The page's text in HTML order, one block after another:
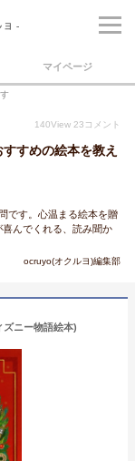
マイページ
140View 23 コメント
すめの絵本を教え
です。心温まる絵本を贈
んでくれる、読み聞か
ocruyo(オクルヨ)編集部
ズニー物語絵本)